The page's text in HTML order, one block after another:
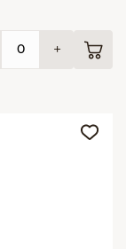
+